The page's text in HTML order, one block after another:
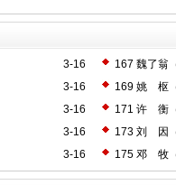
3-16
167 魏了翁
3-16
169 姚 枢
3-16
171 许 衡
3-16
173 刘 因
3-16
175 邓 牧